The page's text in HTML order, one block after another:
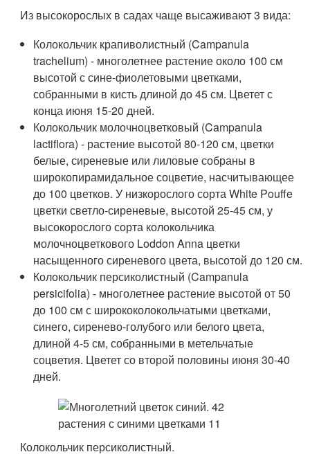
Из высокорослых в садах чаще высаживают 3 вида:
Колокольчик крапиволистный (Campanula
trachelium) - многолетнее растение около 100 см
высотой с сине-фиолетовыми цветками,
собранными в кисть длиной до 45 см. Цветет с
конца июня 15-20 дней.
Колокольчик молочноцветковый (Campanula
lactiflora) - растение высотой 80-120 см, цветки
белые, сиреневые или лиловые собраны в
широкопирамидальное соцветие, насчитывающее
до 100 цветков. У низкорослого сорта White Pouffe
цветки светло-сиреневые, высотой 25-45 см, у
высокорослого сорта колокольчика
молочноцветкового Loddon Anna цветки
насыщенного сиреневого цвета, высотой до 120 см.
Колокольчик персиколистный (Campanula
persicifolia) - многолетнее растение высотой от 50
до 100 см с ширококолокольчатыми цветками,
синего, сиренево-голубого или белого цвета,
длиной 4-5 см, собранными в метельчатые
соцветия. Цветет со второй половины июня 30-40
дней.
Колокольчик персиколистный.